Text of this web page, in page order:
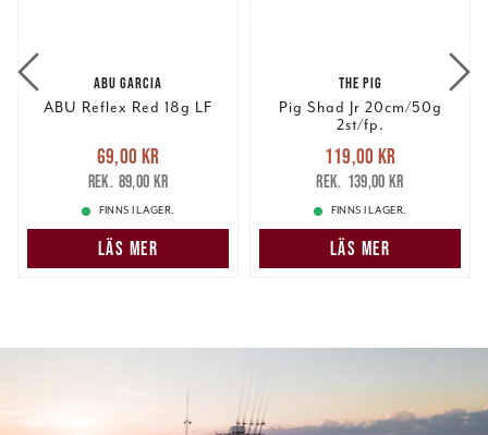
ABU GARCIA
ABU Reflex Red 18g LF
Nuvarande pris
69,00 krTidigare pris
89,00 kr
69,00 kr
89,00 kr
FINNS I LAGER.
LÄS MER
THE PIG
Pig Shad Jr 20cm/50g
2st/fp.
Nuvarande pris
119,00 krTidigare pris
139,00 kr
119,00 kr
139,00 kr
FINNS I LAGER.
LÄS MER